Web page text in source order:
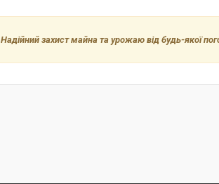
Надійний захист майна та урожаю від будь-якої